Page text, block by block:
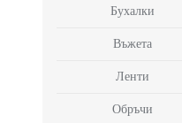
Бухалки
Въжета
Ленти
Обръчи